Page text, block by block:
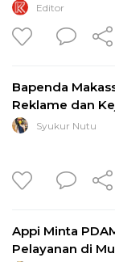
Editor
Bapenda
Reklame dan
Syukur Nutu
Appi Minta
Pelayanan di